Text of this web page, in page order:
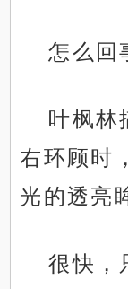
怎么回
叶枫林
右环顾时
光的透亮
很快，